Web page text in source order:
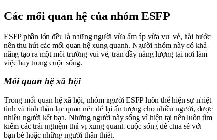
Các mối quan hệ của nhóm ESFP
ESFP phần lớn đều là những người vừa ấm áp vừa vui vẻ, hài hước
nên thu hút các mối quan hệ xung quanh. Người nhóm này có khả
năng tạo ra một môi trường vui vẻ, tràn đầy năng lượng tại nơi làm
việc hay trong cuộc sống.
Mối quan hệ xã hội
Trong mối quan hệ xã hội, nhóm người ESFP luôn thể hiện sự nhiệt
tình và tinh thần lạc quan nên để lại ấn tượng cho nhiều người, được
nhiều người kết bạn. Những người này sống vì hiện tại nên luôn tìm
kiếm các trải nghiệm thú vị xung quanh cuộc sống để chia sẻ với
bạn bè hoặc những người thân thiết.